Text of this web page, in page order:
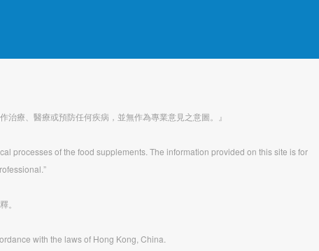
療、醫療或預防任何疾病，並無作為專業意見之意圖。』
processes of the food supplements. The information provided on this site is for
。
with the laws of Hong Kong, China.